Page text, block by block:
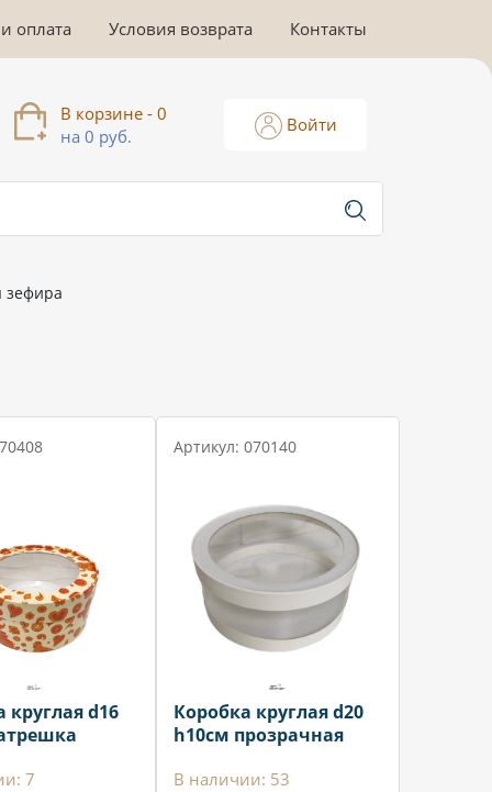
оплата Условия возврата Контакты
В корзине - 0
на 0 руб.
Войти
зефира
круглая d16
7
Артикул: 070140
Коробка круглая d20
h10см прозрачная
В наличии: 53